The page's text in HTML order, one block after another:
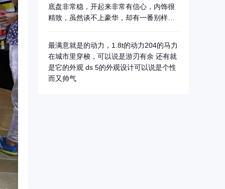
底盘非常稳，开起来非常有信心，内饰很
精致，虽然谈不上豪华，却有一番别样的
最满意就是的动力，1.8t的动力204的马力
在城市里穿梭，可以说是游刃有余 还有就
是它的外观 ds 5的外观设计可以说是个性
而又帅气